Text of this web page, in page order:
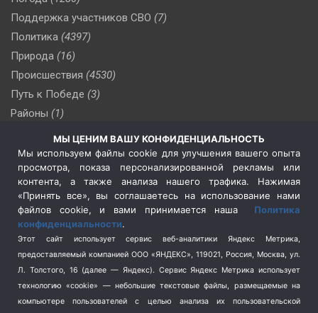
Поддержка участников СВО (7)
Политика (4397)
Природа (16)
Происшествия (4530)
Путь к Победе (3)
Районы (1)
(510)
Сельское хозяйство (3)
Социальная политика
(3)
Спецоперация в Украине
Спецоперация на Украине
(404)
Спорт (740)
Терроризм (1)
Транспорт (262)
Туризм (178)
МЫ ЦЕНИМ ВАШУ КОНФИДЕНЦИАЛЬНОСТЬ
Мы используем файлы cookie для улучшения вашего опыта
просмотра, показа персонализированной рекламы или
контента, а также анализа нашего трафика. Нажимая
«Принять все», вы соглашаетесь на использование нами
файлов cookie, и вами принимается наша Политика
конфиденциальности.
Этот сайт использует сервис веб-аналитики Яндекс Метрика,
предоставляемый компанией ООО «ЯНДЕКС», 119021, Россия, Москва, ул.
Л. Толстого, 16 (далее — Яндекс). Сервис Яндекс Метрика использует
технологию «cookie» — небольшие текстовые файлы, размещаемые на
компьютере пользователей с целью анализа их пользовательской